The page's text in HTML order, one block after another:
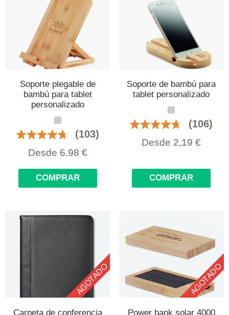
Soporte plegable de
bambú para tablet
personalizado
(103)
Desde 6,98 €
COMPRAR
Soporte de bambú para
tablet personalizado
(106)
Desde 2,19 €
COMPRAR
AGOTADO
Carpeta de conferencia
AGOTADO
Power bank solar 4000